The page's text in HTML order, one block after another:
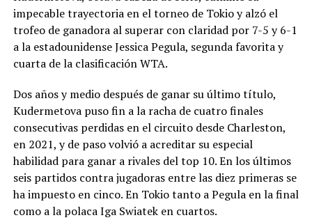
impecable trayectoria en el torneo de Tokio y alzó el
trofeo de ganadora al superar con claridad por 7-5 y 6-1
a la estadounidense Jessica Pegula, segunda favorita y
cuarta de la clasificación WTA.
Dos años y medio después de ganar su último título,
Kudermetova puso fin a la racha de cuatro finales
consecutivas perdidas en el circuito desde Charleston,
en 2021, y de paso volvió a acreditar su especial
habilidad para ganar a rivales del top 10. En los últimos
seis partidos contra jugadoras entre las diez primeras se
ha impuesto en cinco. En Tokio tanto a Pegula en la final
como a la polaca Iga Swiatek en cuartos.